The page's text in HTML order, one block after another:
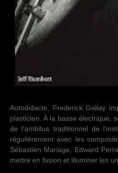
Autodidacte, Frederick Galiay
plasticien. À la basse électrique,
de l’ambitus traditionnel de
régulièrement avec les
Sébastien Mariage, Edward
mettre en fusion et illuminer les